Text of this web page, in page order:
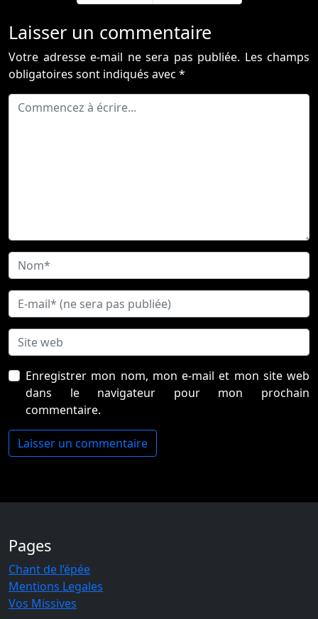
Laisser un commentaire
Votre adresse e-mail ne sera pas publiée. Les champs
obligatoires sont indiqués avec *
Enregistrer mon nom, mon e-mail et mon site web
dans le navigateur pour mon prochain
commentaire.
Pages
Chant de l’épée
Mentions Legales
Vos Missives